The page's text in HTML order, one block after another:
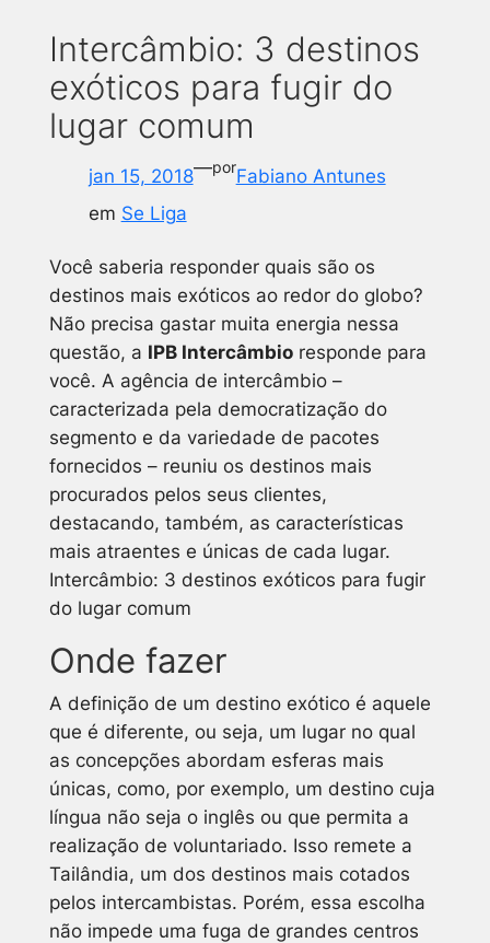
Intercâmbio: 3 destinos
exóticos para fugir do
lugar comum
jan 15, 2018—porFabiano Antunes
em Se Liga
Você saberia responder quais são os
destinos mais exóticos ao redor do globo?
Não precisa gastar muita energia nessa
questão, a IPB Intercâmbioresponde para
você. A agência de intercâmbio –
caracterizada pela democratização do
segmento e da variedade de pacotes
fornecidos – reuniu os destinos mais
procurados pelos seus clientes,
destacando, também, as características
mais atraentes e únicas de cada lugar.
Intercâmbio: 3 destinos exóticos para fugir
do lugar comum
Onde fazer
A definição de um destino exótico é aquele
que é diferente, ou seja, um lugar no qual
as concepções abordam esferas mais
únicas, como, por exemplo, um destino cuja
língua não seja o inglês ou que permita a
realização de voluntariado. Isso remete a
Tailândia, um dos destinos mais cotados
pelos intercambistas. Porém, essa escolha
não impede uma fuga de grandes centros